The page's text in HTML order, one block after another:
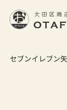
セブンイレブン